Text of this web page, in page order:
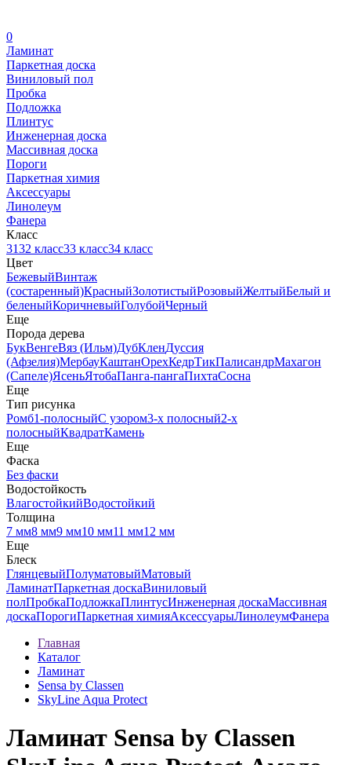
0
Ламинат
Паркетная доска
Виниловый пол
Пробка
Подложка
Плинтус
Инженерная доска
Массивная доска
Пороги
Паркетная химия
Аксессуары
Линолеум
Фанера
Класс
3132 класс33 класс34 класс
Цвет
БежевыйВинтаж
(состаренный)КрасныйЗолотистыйРозовыйЖелтыйБелый и
беленыйКоричневыйГолубойЧерный
Еще
Порода дерева
БукВенгеВяз (Ильм)ДубКленДуссия
(Афзелия)МербауКаштанОрехКедрТикПалисандрМахагон
(Сапеле)ЯсеньЯтобаПанга-пангаПихтаСосна
Еще
Тип рисунка
Ромб1-полосныйС узором3-х полосный2-х
полосныйКвадратКамень
Еще
Фаска
Без фаски
Водостойкость
ВлагостойкийВодостойкий
Толщина
7 мм8 мм9 мм10 мм11 мм12 мм
Еще
Блеск
ГлянцевыйПолуматовыйМатовый
ЛаминатПаркетная доскаВиниловый
полПробкаПодложкаПлинтусИнженерная доскаМассивная
доскаПорогиПаркетная химияАксессуарыЛинолеумФанера
Главная
Каталог
Ламинат
Sensa by Classen
SkyLine Aqua Protect
Ламинат Sensa by Classen